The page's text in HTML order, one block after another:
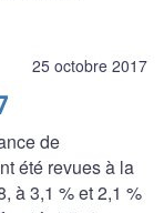
25 octobre 2017
de
été revues à la
à 3,1 % et 2,1 %